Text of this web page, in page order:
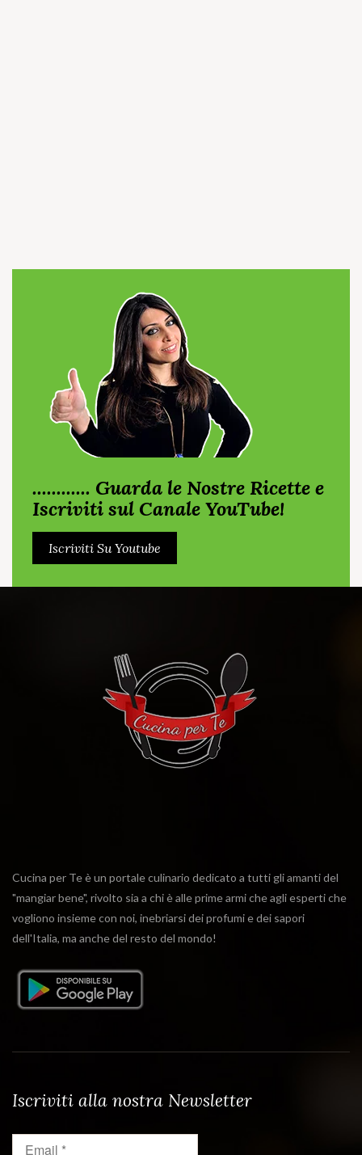
............ Guarda le Nostre Ricette e
Iscriviti sul Canale YouTube!
Iscriviti Su Youtube
Cucina per Te è un portale culinario dedicato a tutti gli amanti del
"mangiar bene", rivolto sia a chi è alle prime armi che agli esperti che
vogliono insieme con noi, inebriarsi dei profumi e dei sapori
dell'Italia, ma anche del resto del mondo!
Iscriviti alla nostra Newsletter